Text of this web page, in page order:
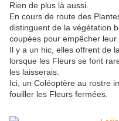
Rien de plus là aussi.
En cours de route des
distinguent de la végétation
coupées pour empêcher leur
Il y a un hic, elles offrent de
lorsque les Fleurs se font
les laisserais.
Ici, un Coléoptère au rostre
fouiller les Fleurs fermées.